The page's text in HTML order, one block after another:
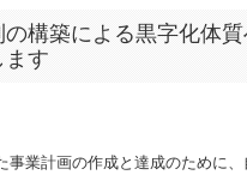
構築による黒字化体
ます
事業計画の作成と達成のために